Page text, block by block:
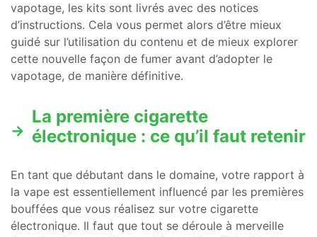
vapotage, les kits sont livrés avec des notices
d’instructions. Cela vous permet alors d’être mieux
guidé sur l’utilisation du contenu et de mieux explorer
cette nouvelle façon de fumer avant d’adopter le
vapotage, de manière définitive.
La première cigarette
électronique : ce qu’il faut retenir
En tant que débutant dans le domaine, votre rapport à
la vape est essentiellement influencé par les premières
bouffées que vous réalisez sur votre cigarette
électronique. Il faut que tout se déroule à merveille